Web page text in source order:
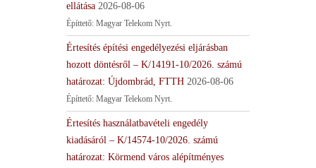
ellátása 2026-08-06
Építtető: Magyar Telekom Nyrt.
Értesítés építési engedélyezési eljárásban
hozott döntésről – K/14191-10/2026. számú
határozat: Újdombrád, FTTH 2026-08-06
Építtető: Magyar Telekom Nyrt.
Értesítés használatbavételi engedély
kiadásáról – K/14574-10/2026. számú
határozat: Körmend város alépítményes